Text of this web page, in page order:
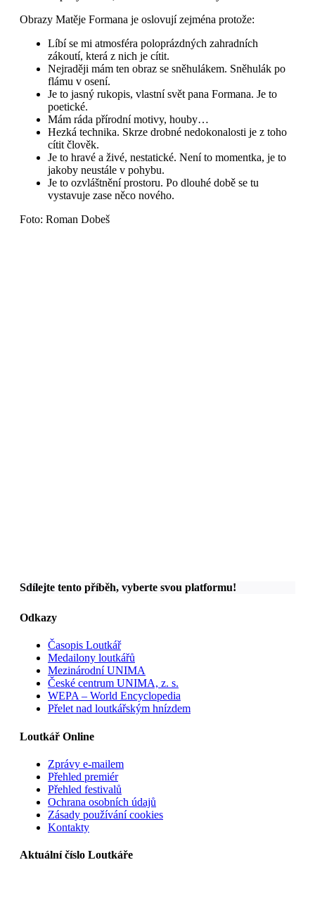
Obrazy Matěje Formana je oslovují zejména protože:
Líbí se mi atmosféra poloprázdných zahradních
zákoutí, která z nich je cítit.
Nejraději mám ten obraz se sněhulákem. Sněhulák po
flámu v osení.
Je to jasný rukopis, vlastní svět pana Formana. Je to
poetické.
Mám ráda přírodní motivy, houby…
Hezká technika. Skrze drobné nedokonalosti je z toho
cítit člověk.
Je to hravé a živé, nestatické. Není to momentka, je to
jakoby neustále v pohybu.
Je to ozvláštnění prostoru. Po dlouhé době se tu
vystavuje zase něco nového.
Foto: Roman Dobeš
Sdílejte tento příběh, vyberte svou platformu!
Odkazy
Časopis Loutkář
Medailony loutkářů
Mezinárodní UNIMA
České centrum UNIMA, z. s.
WEPA – World Encyclopedia
Přelet nad loutkářským hnízdem
Loutkář Online
Zprávy e-mailem
Přehled premiér
Přehled festivalů
Ochrana osobních údajů
Zásady používání cookies
Kontakty
Aktuální číslo Loutkáře